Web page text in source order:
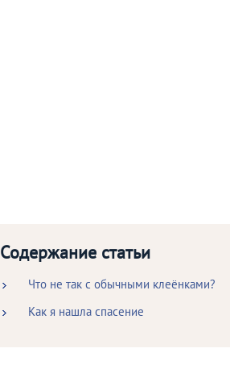
Содержание статьи
Что не так с обычными клеёнками?
Как я нашла спасение